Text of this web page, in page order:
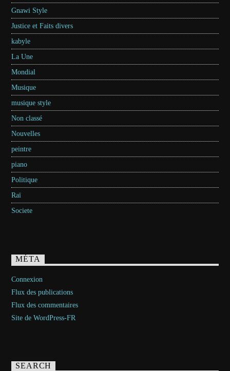
Gnawi Style
Justice et Faits divers
kabyle
La Une
Mondial
Musique
musique style
Non classé
Nouvelles
peintre
piano
Politique
Raï
Societe
MÉTA
Connexion
Flux des publications
Flux des commentaires
Site de WordPress-FR
SEARCH